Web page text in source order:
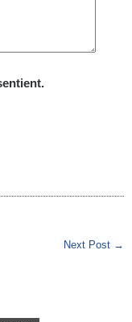
Next Post →